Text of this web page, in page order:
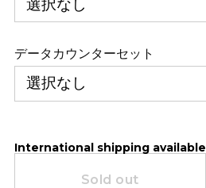
データカウンターセット
International shipping available
Sold out